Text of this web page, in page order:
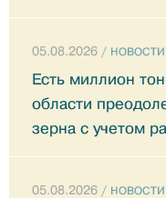
05.08.2026 /
Есть миллион
области
зерна с учетом
05.08.2026 /